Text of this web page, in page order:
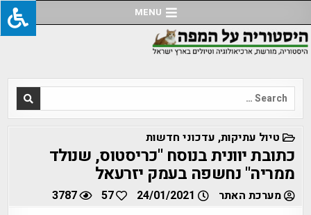
to
content
MENU
Search
for:
POSTED
IN
טיול עתיקות, עדכוני חדשות
כתובת יוונית בנוסח "כריסטוס, שנולד
ממריה" נחשפה בעמק יזרעאל
מערכת האתר 57
3787